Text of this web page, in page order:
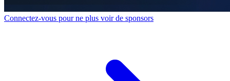
Connectez-vous pour ne plus voir de sponsors